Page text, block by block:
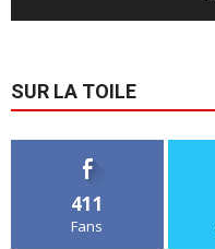
SUR LA TOILE
411
Fans